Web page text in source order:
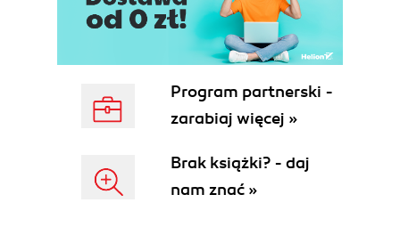
Program partnerski -
zarabiaj więcej »
Brak książki? - daj
nam znać »